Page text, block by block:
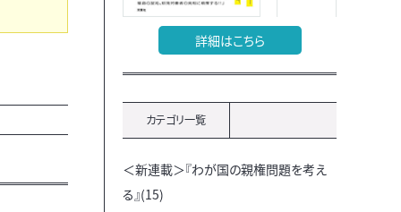
詳細はこちら
カテゴリ一覧
＜新連載＞『わが国の親権問題を考え
る』(15)